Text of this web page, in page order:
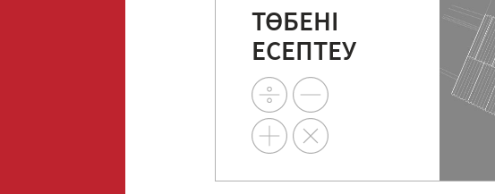
ТӨБЕНІ
ЕСЕПТЕУ